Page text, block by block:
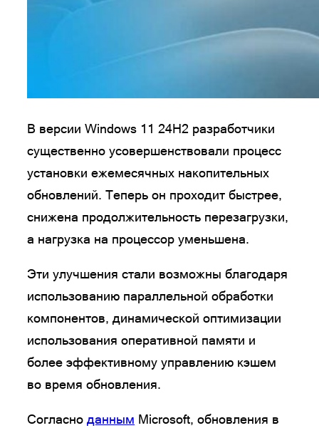
В версии Windows 11 24H2 разработчики
существенно усовершенствовали процесс
установки ежемесячных накопительных
обновлений. Теперь он проходит быстрее,
снижена продолжительность перезагрузки,
а нагрузка на процессор уменьшена.
Эти улучшения стали возможны благодаря
использованию параллельной обработки
компонентов, динамической оптимизации
использования оперативной памяти и
более эффективному управлению кэшем
во время обновления.
Согласно данным Microsoft, обновления в